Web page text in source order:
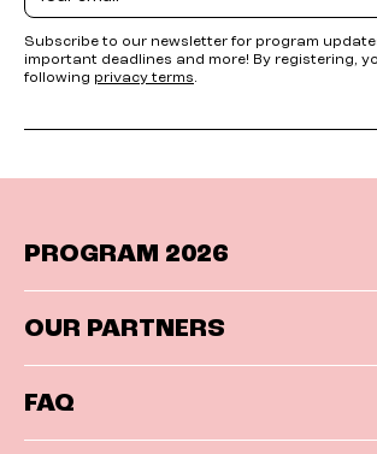
Subscribe to our newsletter for program
important deadlines and more! By registering,
following privacy terms.
PROGRAM 2026
OUR PARTNERS
FAQ